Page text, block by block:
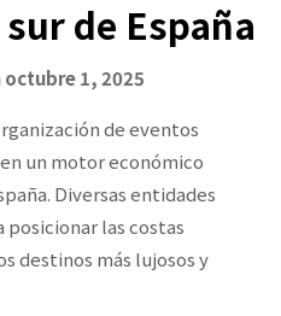
de España
octubre 1, 2025
de eventos
un motor económico
Diversas entidades
las costas
destinos más lujosos y